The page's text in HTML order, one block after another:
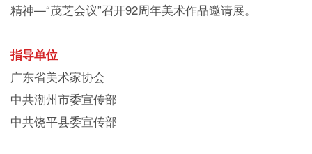
精神—“茂芝会议”召开92周年美术作品邀请展。
指导单位
广东省美术家协会
中共潮州市委宣传部
中共饶平县委宣传部